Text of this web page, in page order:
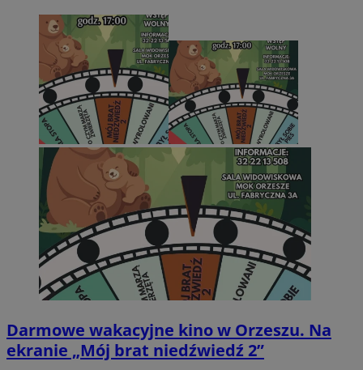
Darmowe wakacyjne kino w Orzeszu. Na
ekranie „Mój brat niedźwiedź 2”